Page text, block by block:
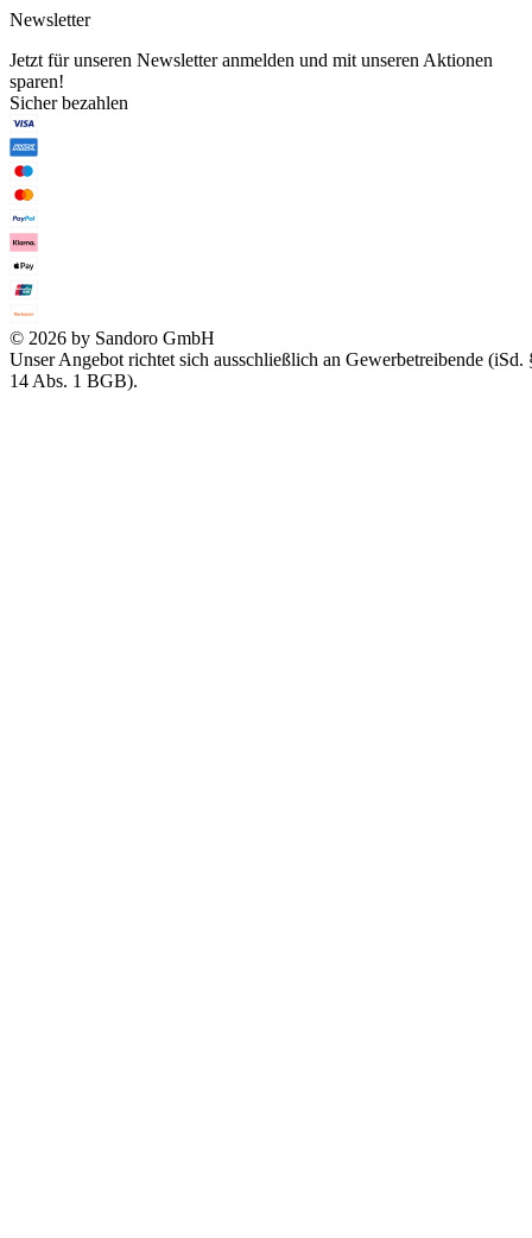
Newsletter
Jetzt für unseren Newsletter anmelden und mit unseren Aktionen
sparen!
Sicher bezahlen
© 2026 by Sandoro GmbH
Unser Angebot richtet sich ausschließlich an Gewerbetreibende (iSd.
14 Abs. 1 BGB).